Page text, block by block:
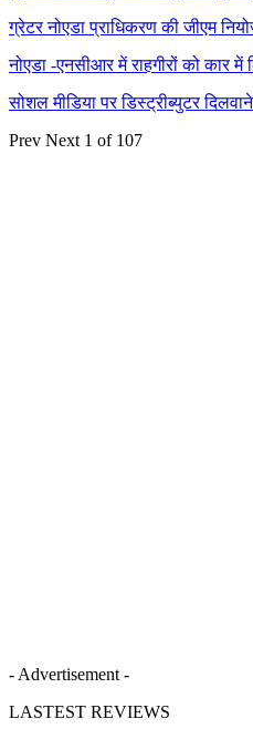
ग्रेटर नोएडा प्राधिकरण की जीएम
नोएडा -एनसीआर में राहगीरों को कार
सोशल मीडिया पर डिस्ट्रीब्युटर
Prev Next 1 of 107
- Advertisement -
LASTEST REVIEWS